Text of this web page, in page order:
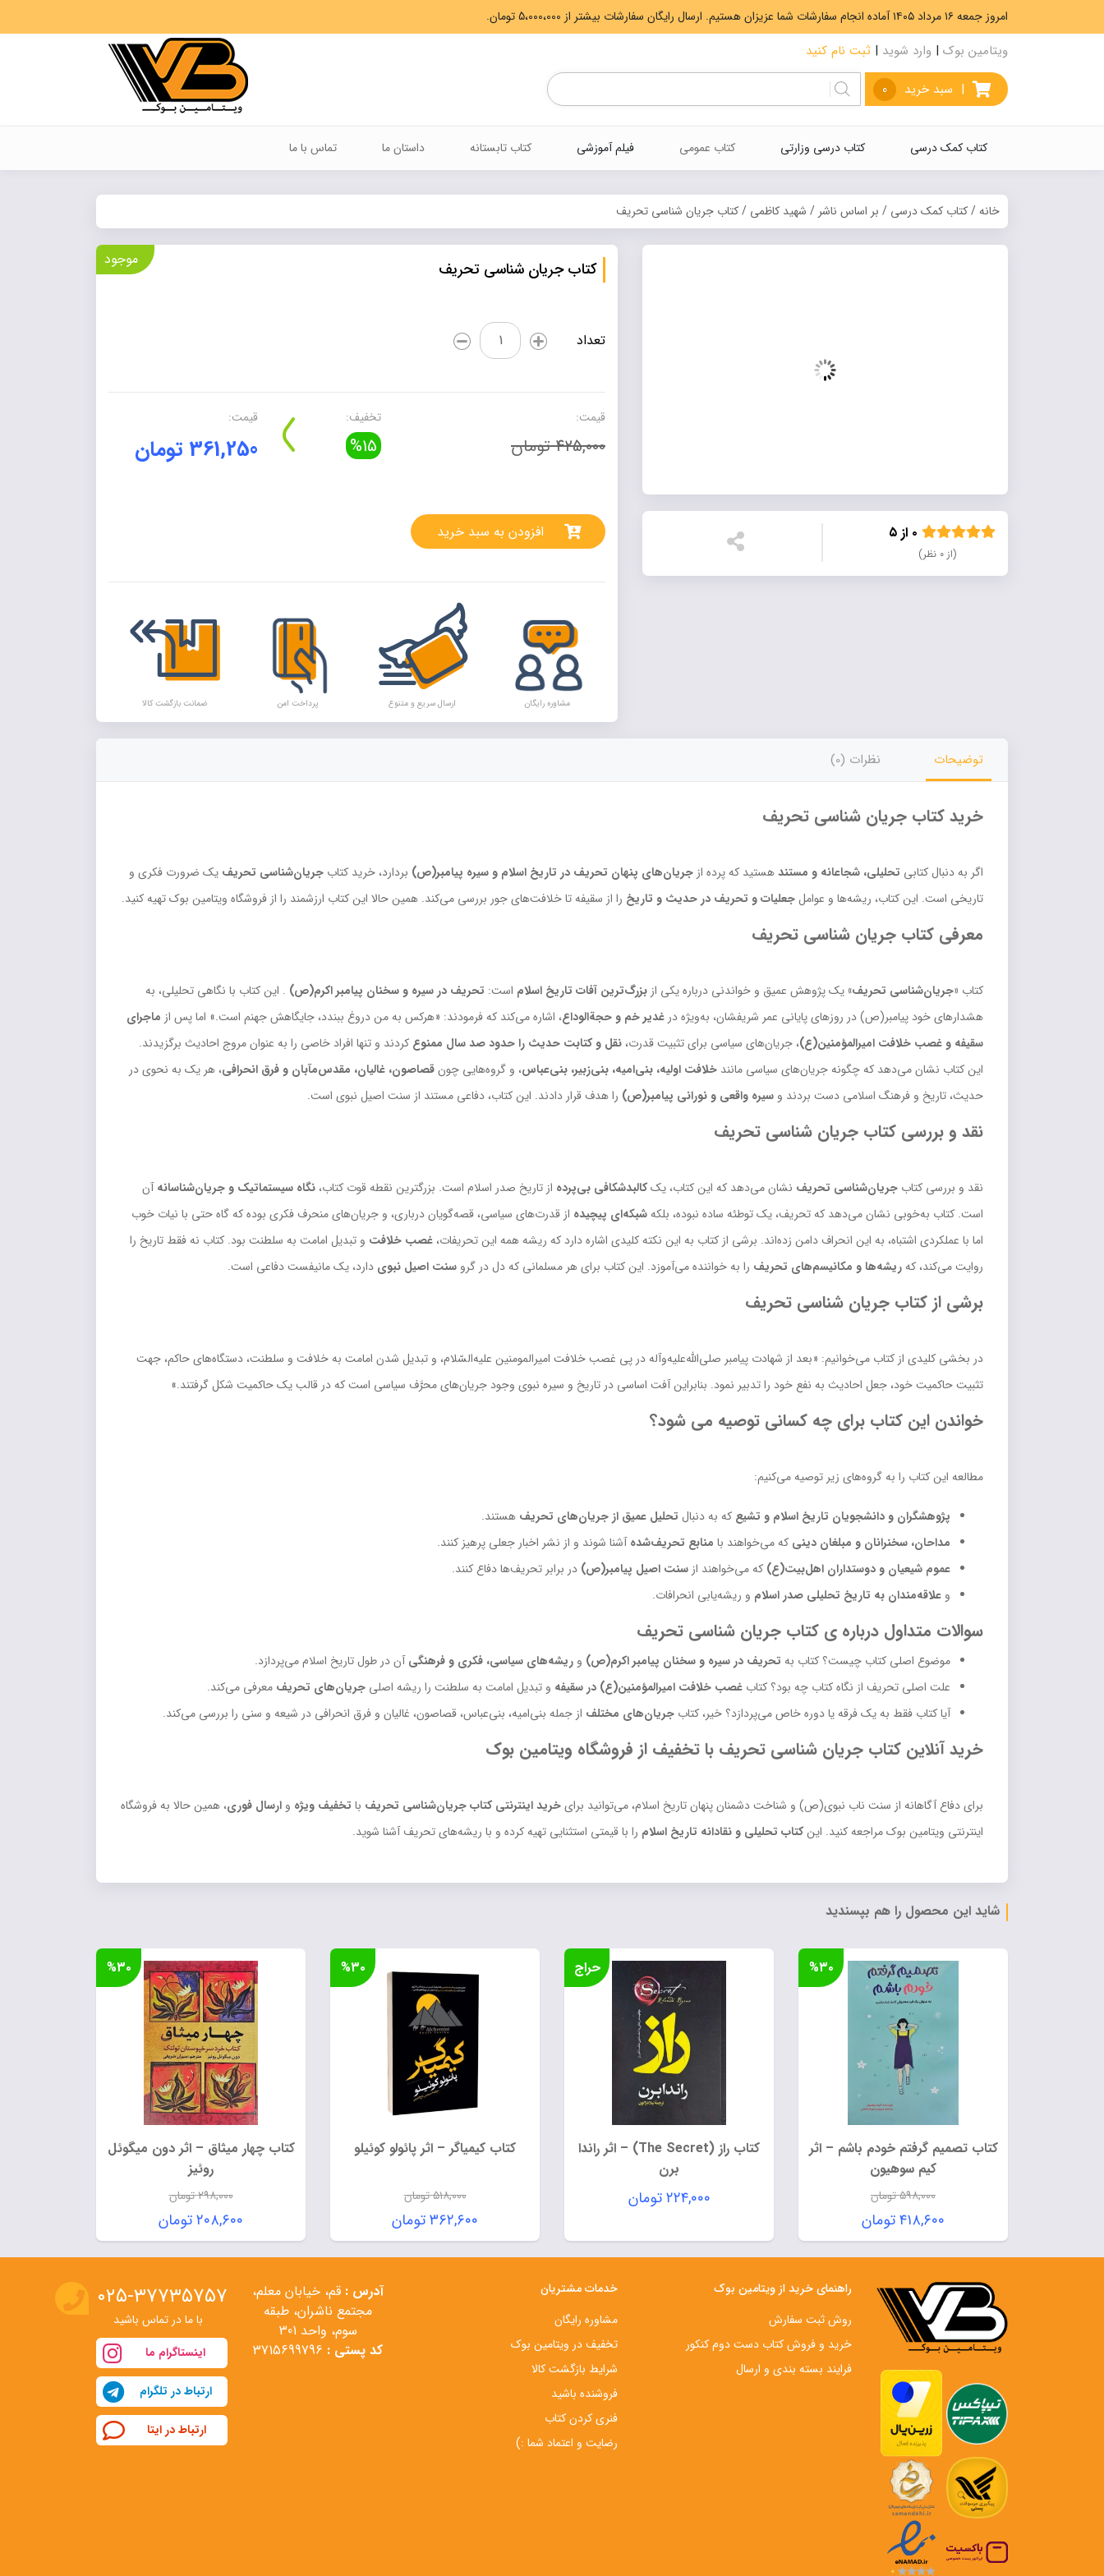
امروز جمعه ۱۶ مرداد ۱۴۰۵ آماده انجام سفارشات شما عزیزان هستیم. ارسال رایگان سفارشات بیشتر از 5،000،000 تومان.
ویتامین بوک | وارد شوید | ثبت نام کنید
| سبد خرید 0
Products
search
کتاب کمک درسی کتاب درسی وزارتی کتاب عمومی فیلم آموزشی کتاب تابستانه داستان ما تماس با ما
خانه/کتاب کمک درسی / بر اساس ناشر / شهید کاظمی / کتاب جریان شناسی تحریف
(از ۰ نظر)
کتاب جریان شناسی تحریف موجود
تعداد
کتاب
جریان
تحریف
قیمت:
425,000 تومان
تخفیف:
%15
قیمت:
361,250 تومان
افزودن به سبد خرید
مشاوره رایگان ارسال سریع و متنوع پرداخت امن ضمانت بازگشت کالا
توضیحات نظرات (0)
خرید کتاب جریان شناسی تحریف
اگر به دنبال کتابی تحلیلی، شجاعانه و مستندهستید که پرده از جریان‌های پنهان تحریف در تاریخ اسلام و سیره پیامبر(ص) بردارد، خرید کتاب جریان‌شناسی تحریف یک ضرورت فکری و
تاریخی است. این کتاب، ریشه‌ها و عواملجعلیات و تحریف در حدیث و تاریخ را از سقیفه تا خلافت‌های جور بررسی می‌کند. همین حالا این کتاب ارزشمند را از فروشگاه ویتامین بوک تهیه کنید.
معرفی کتاب جریان شناسی تحریف
کتاب «جریان‌شناسی تحریف» یک پژوهش عمیق و خواندنی درباره یکی از بزرگ‌ترین آفات تاریخ اسلام است: تحریف در سیره و سخنان پیامبر اکرم(ص) . این کتاب با نگاهی تحلیلی، به
هشدارهای خود پیامبر(ص) در روزهای پایانی عمر شریفشان، به‌ویژه در غدیر خم و حجة‌الوداع، اشاره می‌کند که فرمودند: «هرکس به من دروغ ببندد، جایگاهش جهنم است.» اما پس از ماجرای
سقیفه و غصب خلافت امیرالمؤمنین(ع)، جریان‌های سیاسی برای تثبیت قدرت، نقل و کتابت حدیث را حدود صد سال ممنوع کردند و تنها افراد خاصی را به عنوان مروج احادیث برگزیدند.
این کتاب نشان می‌دهد که چگونه جریان‌های سیاسی مانند خلافت اولیه، بنی‌امیه، بنی‌زبیر، بنی‌عباس، و گروه‌هایی چونقصاصون، غالیان، مقدس‌مآبان و فرق انحرافی، هر یک به نحوی در
حدیث، تاریخ و فرهنگ اسلامی دست بردند و سیره واقعی و نورانی پیامبر(ص) را هدف قرار دادند. این کتاب، دفاعی مستند از سنت اصیل نبوی است.
نقد و بررسی کتاب جریان شناسی تحریف
نقد و بررسی کتاب جریان‌شناسی تحریف نشان می‌دهد که این کتاب، یککالبدشکافی بی‌پرده از تاریخ صدر اسلام است. بزرگترین نقطه قوت کتاب، نگاه سیستماتیک و جریان‌شناسانهآن
است. کتاب به‌خوبی نشان می‌دهد که تحریف، یک توطئه ساده نبوده، بلکهشبکه‌ای پیچیده از قدرت‌های سیاسی، قصه‌گویان درباری، و جریان‌های منحرف فکری بوده که گاه حتی با نیات خوب
اما با عملکردی اشتباه، به این انحراف دامن زده‌اند. برشی از کتاب به این نکته کلیدی اشاره دارد که ریشه همه این تحریفات، غصب خلافت و تبدیل امامت به سلطنت بود. کتاب نه فقط تاریخ را
روایت می‌کند، کهریشه‌ها و مکانیسم‌های تحریف را به خواننده می‌آموزد. این کتاب برای هر مسلمانی که دل در گرو سنت اصیل نبوی دارد، یک مانیفست دفاعی است.
برشی از کتاب جریان شناسی تحریف
در بخشی کلیدی از کتاب می‌خوانیم: «بعد از شهادت پیامبر صلی‌اللّه‌علیه‌وآله در پی غصب خلافت امیرالمومنین علیه‌السّلام، و تبدیل شدن امامت به خلافت و سلطنت، دستگاه‌های حاکم، جهت
تثبیت حاکمیت خود، جعل احادیث به نفع خود را تدبیر نمود. بنابراین آفت اساسی در تاریخ و سیره نبوی وجود جریان‌های محرَّف سیاسی است که در قالب یک حاکمیت شکل گرفتند.»
خواندن این کتاب برای چه کسانی توصیه می شود؟
مطالعه این کتاب را به گروه‌های زیر توصیه می‌کنیم:
پژوهشگران و دانشجویان تاریخ اسلام و تشیع که به دنبال تحلیل عمیق از جریان‌های تحریف هستند.
مداحان، سخنرانان و مبلغان دینی که می‌خواهند با منابع تحریف‌شدهآشنا شوند و از نشر اخبار جعلی پرهیز کنند.
عموم شیعیان و دوستداران اهل‌بیت(ع) که می‌خواهند از سنت اصیل پیامبر(ص) در برابر تحریف‌ها دفاع کنند.
و علاقه‌مندان به تاریخ تحلیلی صدر اسلام و ریشه‌یابی انحرافات.
سوالات متداول درباره ی کتاب جریان شناسی تحریف
موضوع اصلی کتاب چیست؟ کتاب به تحریف در سیره و سخنان پیامبر اکرم(ص) و ریشه‌های سیاسی، فکری و فرهنگیآن در طول تاریخ اسلام می‌پردازد.
علت اصلی تحریف از نگاه کتاب چه بود؟ کتاب غصب خلافت امیرالمؤمنین(ع) در سقیفه و تبدیل امامت به سلطنت را ریشه اصلی جریان‌های تحریف معرفی می‌کند.
آیا کتاب فقط به یک فرقه یا دوره خاص می‌پردازد؟ خیر، کتاب جریان‌های مختلف از جمله بنی‌امیه، بنی‌عباس، قصاصون، غالیان و فرق انحرافی در شیعه و سنی را بررسی می‌کند.
خرید آنلاین کتاب جریان شناسی تحریف با تخفیف از فروشگاه ویتامین بوک
برای دفاع آگاهانه از سنت ناب نبوی(ص) و شناخت دشمنان پنهان تاریخ اسلام، می‌توانید برایخرید اینترنتی کتاب جریان‌شناسی تحریف با تخفیف ویژه و ارسال فوری، همین حالا به فروشگاه
اینترنتی ویتامین بوک مراجعه کنید. اینکتاب تحلیلی و نقادانه تاریخ اسلام را با قیمتی استثنایی تهیه کرده و با ریشه‌های تحریف آشنا شوید.
شاید این محصول را هم بپسندید
کتاب تصمیم گرفتم خودم باشم – اثر
کیم سوهیون
۵۹۸,۰۰۰تومان
قیمت
اصلی:
۵۹۸,۰۰۰ تومان
۴۱۸,۶۰۰تومان
قیمت
فعلی:
۴۱۸,۶۰۰ تومان.
%۳۰
کتاب راز (The Secret) – اثر راندا
برن
۲۲۴,۰۰۰تومان
حراج
کتاب کیمیاگر – اثر پائولو کوئیلو
۵۱۸,۰۰۰تومان
قیمت
اصلی:
۵۱۸,۰۰۰ تومان
۳۶۲,۶۰۰تومان
قیمت
فعلی:
%۳۰
کتاب چهار میثاق – اثر دون میگوئل
روئیز
۲۹۸,۰۰۰تومان
قیمت
اصلی:
۲۹۸,۰۰۰ تومان
۲۰۸,۶۰۰تومان
قیمت
فعلی:
۲۰۸,۶۰۰ تومان.
%۳۰
راهنمای خرید از ویتامین بوک
روش ثبت سفارش
خرید و فروش کتاب دست‌ دوم کنکور
فرایند بسته بندی و ارسال
خدمات مشتریان
مشاوره رایگان
تخفیف در ویتامین بوک
شرایط بازگشت کالا
فروشنده باشید
فنری کردن کتاب
رضایت و اعتماد شما :)
آدرس : قم، خیابان معلم،
مجتمع ناشران، طبقه
سوم، واحد 301
کد پستی :
۰۲۵-۳۷۷۳۵۷۵۷
با ما در تماس باشید
اینستاگرام ما
ارتباط در تلگرام
ارتباط در ایتا